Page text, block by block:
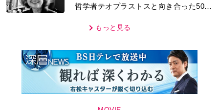
哲学者テオプラストスと向き合った50
もっと見る